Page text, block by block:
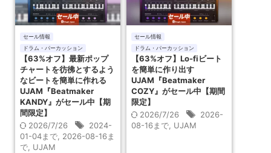
セール情報
ドラム・パーカッション
【63%オフ】最新ポップ
チャートを彷彿とするよう
なビートを簡単に作れる
UJAM『Beatmaker
KANDY』がセール中【期
間限定】
2026/7/26
2024-
01-04まで, 2026-08-16ま
で, UJAM
セール情報
ドラム・パーカッション
【63%オフ】Lo-fiビート
を簡単に作り出す
UJAM『Beatmaker
COZY』がセール中【期間
限定】
2026/7/26
2026-
08-16まで, UJAM